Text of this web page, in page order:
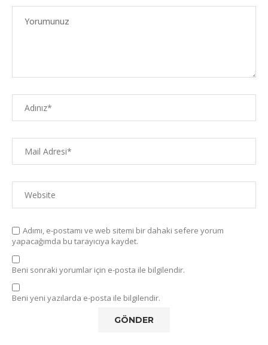
Adımı, e-postamı ve web sitemi bir dahaki sefere yorum
yapacağımda bu tarayıcıya kaydet.
Beni sonraki yorumlar için e-posta ile bilgilendir.
Beni yeni yazılarda e-posta ile bilgilendir.